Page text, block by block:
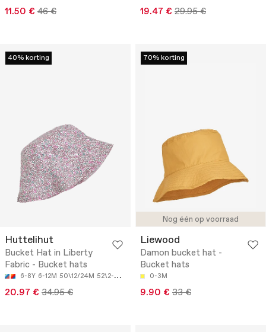
11.50 € 46 € 19.47 € 29.95 €
40% korting
Huttelihut
Bucket Hat in Liberty
Fabric - Bucket hats
6-8Y 6-12M 50\12/24M 52\2-4Y 53\4-6Y
20.97 € 34.95 €
Nog één op voorraad
70% korting
Liewood
Damon bucket hat -
Bucket hats
0-3M
9.90 € 33 €